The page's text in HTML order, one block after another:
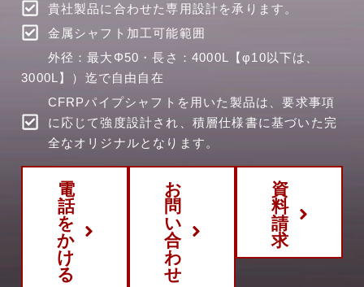
貴社製品に合わせた専用設計を承ります。
金属シャフト加工可能範囲
外径：最大Φ50・長さ：4000L【φ10以下は、
3000L】）迄で自由自在
CFRPパイプシャフトを用いた製品は、要求事項
に応じて強度設計され、積層仕様書に基づいた完
全なオリジナルとなります。
電
話
を
か
け
る
お
問
い
合
わ
せ
資
料
請
求